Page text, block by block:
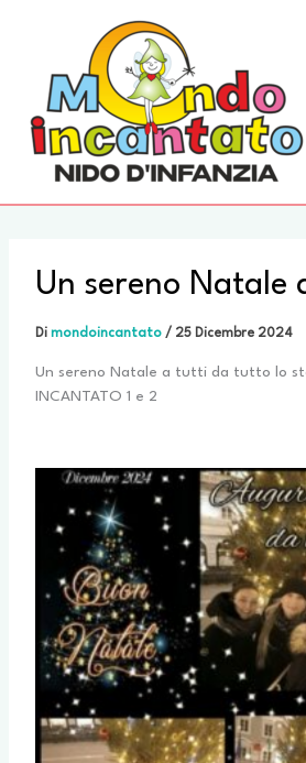
Un sereno Natale
Dimondoincantato/ 25 Dicembre 2024
Un sereno Natale a tutti da tutto lo
INCANTATO 1 e 2